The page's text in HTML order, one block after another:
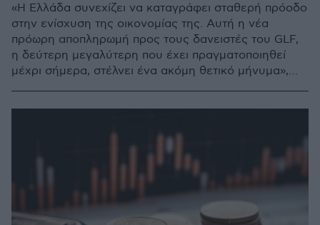
«Η Ελλάδα συνεχίζει να καταγράφει σταθερή πρόοδο
στην ενίσχυση της οικονομίας της. Αυτή η νέα
πρόωρη αποπληρωμή προς τους δανειστές του GLF,
η δεύτερη μεγαλύτερη που έχει πραγματοποιηθεί
μέχρι σήμερα, στέλνει ένα ακόμη θετικό μήνυμα»,